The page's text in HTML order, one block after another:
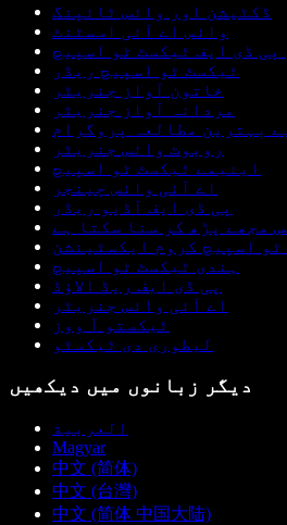
ڈکٹیشن اور وائس ٹائپنگ
وائس اے آئی اسسٹنٹ
پی ڈی ایف ٹیکسٹ ٹو اسپیچ
ٹیکسٹ ٹو اسپیچ ریڈر
خاتون آواز جنریٹر
مردانہ آواز جنریٹر
بہترین مطالعہ پروگرام
روبوٹ وائس جنریٹر
اینیمے ٹیکسٹ ٹو اسپیچ
اے آئی وائس چینجر
پی ڈی ایف آڈیو ریڈر
مجھے پڑھ کر سنا سکتا ہے
ٹو اسپیچ کروم ایکسٹینشن
ہندی ٹیکسٹ ٹو اسپیچ
پی ڈی ایف ریڈ الاؤڈ
اے آئی وائس جنریٹر
ٹیکستو آ ووز
لیطوری دی ٹیکسٹو
دیگر زبانوں میں دیکھیں
العربية
Magyar
中文 (简体)
中文 (台灣)
中文 (简体 中国大陆)